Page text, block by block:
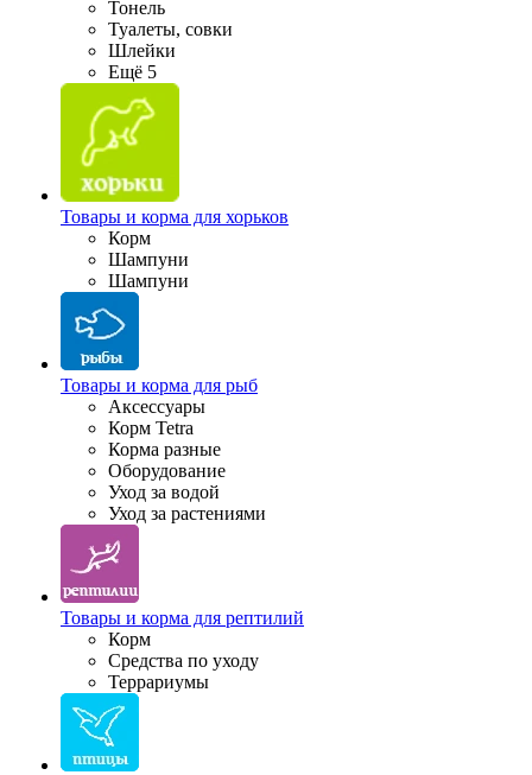
Тонель
Туалеты, совки
Шлейки
Ещё 5
Товары и корма для хорьков
Корм
Шампуни
Шампуни
Товары и корма для рыб
Аксессуары
Корм Tetra
Корма разные
Оборудование
Уход за водой
Уход за растениями
Товары и корма для рептилий
Корм
Средства по уходу
Террариумы